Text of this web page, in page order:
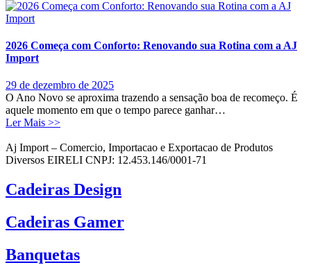
2026 Começa com Conforto: Renovando sua Rotina com a AJ
Import
29 de dezembro de 2025
O Ano Novo se aproxima trazendo a sensação boa de recomeço. É
aquele momento em que o tempo parece ganhar…
Ler Mais >>
Aj Import – Comercio, Importacao e Exportacao de Produtos
Diversos EIRELI CNPJ: 12.453.146/0001-71
Cadeiras Design
Cadeiras Gamer
Banquetas